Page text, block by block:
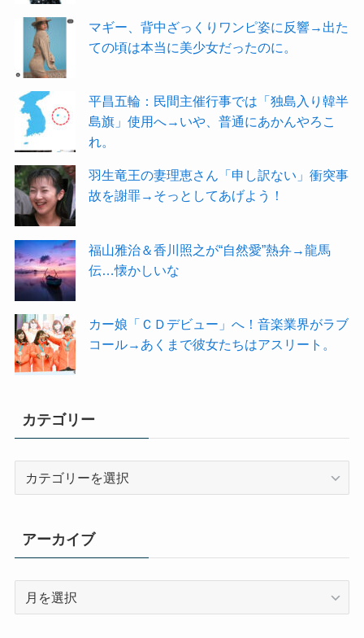
マギー、背中ざっくりワンピ姿に反響→出た
ての頃は本当に美少女だったのに。
平昌五輪：民間主催行事では「独島入り韓半
島旗」使用へ→いや、普通にあかんやろこ
れ。
羽生竜王の妻理恵さん「申し訳ない」衝突事
故を謝罪→そっとしてあげよう！
福山雅治＆香川照之が“自然愛”熱弁→龍馬
伝…懐かしいな
カー娘「ＣＤデビュー」へ！音楽業界がラブ
コール→あくまで彼女たちはアスリート。
カテゴリー
リ
ー
アーカイブ